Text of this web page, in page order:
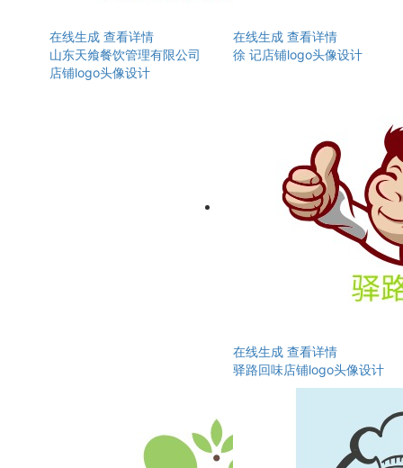
在线生成 查看详情
山东天飨餐饮管理有限公司
店铺logo头像设计
在线生成 查看详情
徐 记店铺logo头像设计
在线生成 查看详情
驿路回味店铺logo头像设计